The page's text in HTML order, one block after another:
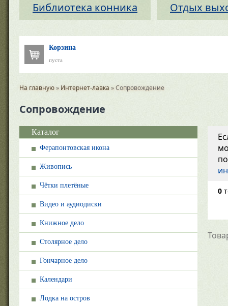
Библиотека конника Отдых
Корзина
пуста
На главную» Интернет-лавка » Сопровождение
Сопровождение
Каталог
Ферапонтовская икона
Живопись
Чётки плетёные
Видео и аудиодиски
Книжное дело
Столярное дело
Гончарное дело
Календари
Лодка на остров
0